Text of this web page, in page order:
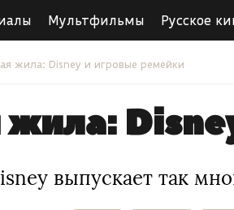
Мультфильмы Русское
жила: Disney и игровые ремейки
жила:
выпускает так